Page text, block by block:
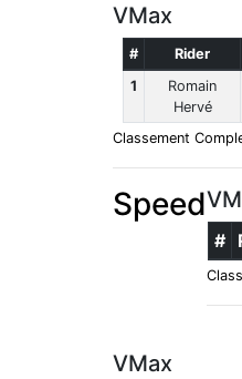
VMax
# Rider
1
Romain
Hervé
Classement
Speed
#
VMax